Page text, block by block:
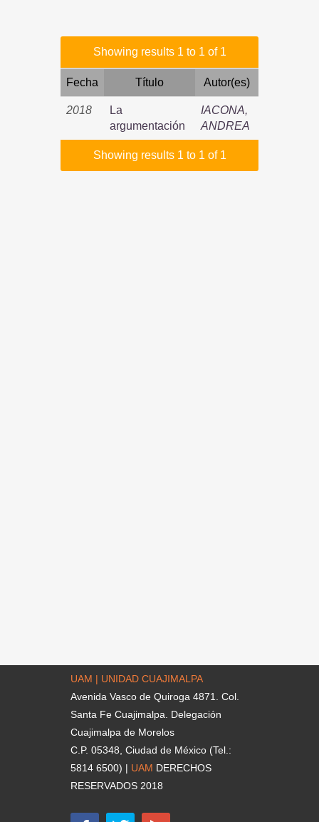
Showing results 1 to 1 of 1
Fecha Título Autor(es)
2018
La
argumentación
IACONA,
ANDREA
Showing results 1 to 1 of 1
UAM | UNIDAD CUAJIMALPA
Avenida Vasco de Quiroga 4871. Col.
Santa Fe Cuajimalpa. Delegación
Cuajimalpa de Morelos
C.P. 05348, Ciudad de México (Tel.:
5814 6500) | UAM DERECHOS
RESERVADOS 2018